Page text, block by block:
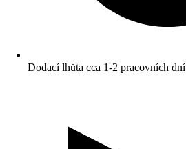
Dodací lhůta cca 1-2 pracovních dní